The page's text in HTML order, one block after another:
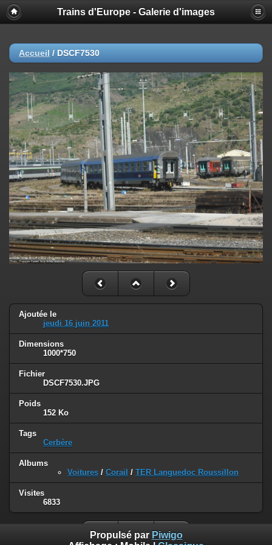
Trains d'Europe - Galerie d'images
Accueil / DSCF7530
Ajoutée le
jeudi 16 juin 2011
Dimensions
1000*750
Fichier
DSCF7530.JPG
Poids
152 Ko
Tags
Cerbère
Albums
Voitures / Corail / TER Languedoc Roussillon
Visites
6833
Propulsé par Piwigo